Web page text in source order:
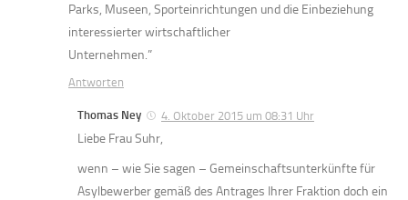
Parks, Museen, Sporteinrichtungen und die Einbeziehung
interessierter wirtschaftlicher
Unternehmen.”
Antworten
Thomas Ney 4. Oktober 2015 um 08:31 Uhr
Liebe Frau Suhr,
wenn – wie Sie sagen – Gemeinschaftsunterkünfte für
Asylbewerber gemäß des Antrages Ihrer Fraktion doch ein